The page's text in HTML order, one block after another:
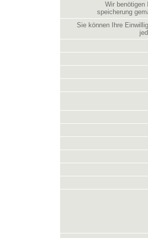
Wir benötigen
speicherung
Sie können Ihre